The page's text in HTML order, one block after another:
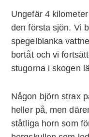
Ungefär 4
den första sjön. Vi
spegelblanka
bortåt och vi
stugorna i skogen
Någon björn strax
heller på, men
ståtliga horn som